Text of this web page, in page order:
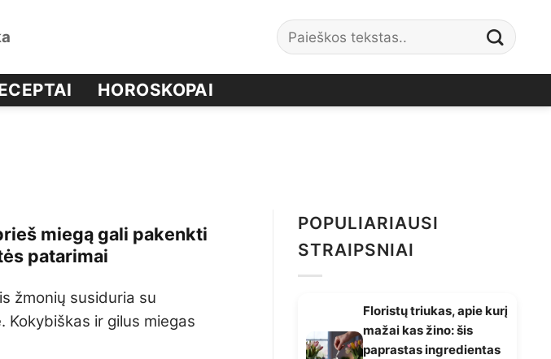
HOROSKOPAI
miegą gali pakenkti
patarimai
žmonių susiduria su
Kokybiškas ir gilus miegas
POPULIARIAUSI
STRAIPSNIAI
Floristų triukas, apie kurį
mažai kas žino: šis
paprastas ingredientas